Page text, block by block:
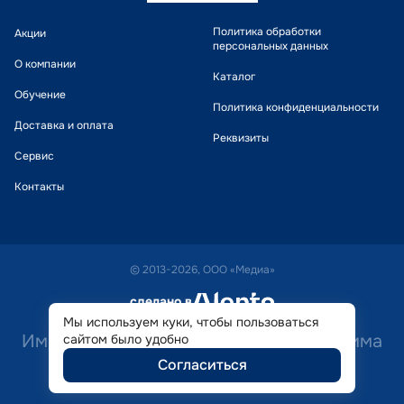
Акции
О компании
Обучение
Доставка и оплата
Сервис
Контакты
Политика обработки
персональных данных
Каталог
Политика конфиденциальности
Реквизиты
© 2013-2026, ООО «Медиа»
сделано в alente
Имеются противопоказания. Необходима
консультация специалиста.
Мы используем куки, чтобы пользоваться
сайтом было удобно
Согласиться